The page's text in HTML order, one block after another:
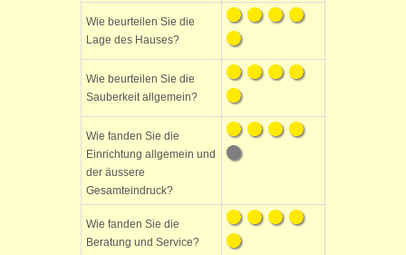
Wie beurteilen Sie die
Lage des Hauses?
Wie beurteilen Sie die
Sauberkeit allgemein?
Wie fanden Sie die
Einrichtung allgemein und
der äussere
Gesamteindruck?
Wie fanden Sie die
Beratung und Service?